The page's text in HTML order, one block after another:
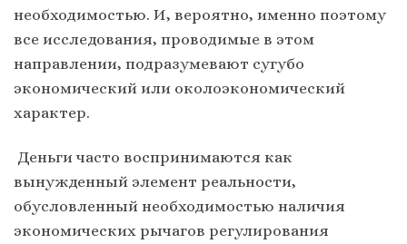
необходимостью. И, вероятно, именно поэтому
все исследования, проводимые в этом
направлении, подразумевают сугубо
экономический или околоэкономический
характер.
Деньги часто воспринимаются как
вынужденный элемент реальности,
обусловленный необходимостью наличия
экономических рычагов регулирования